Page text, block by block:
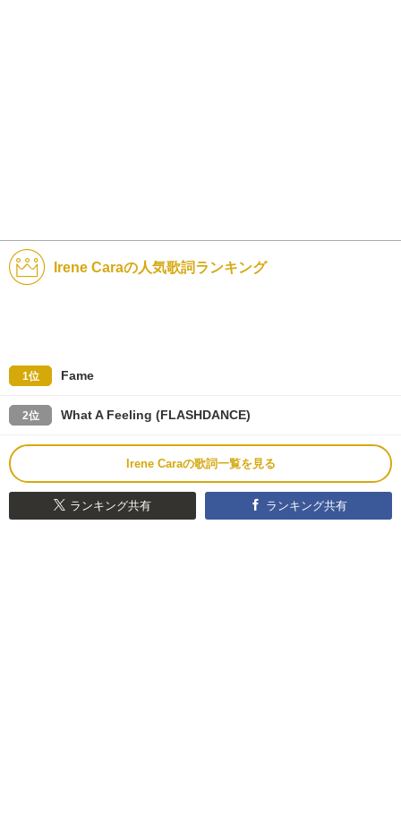
Irene Caraの人気歌詞ランキング
1位 Fame
2位 What A Feeling (FLASHDANCE)
Irene Caraの歌詞一覧を見る
ランキング共有 ランキング共有